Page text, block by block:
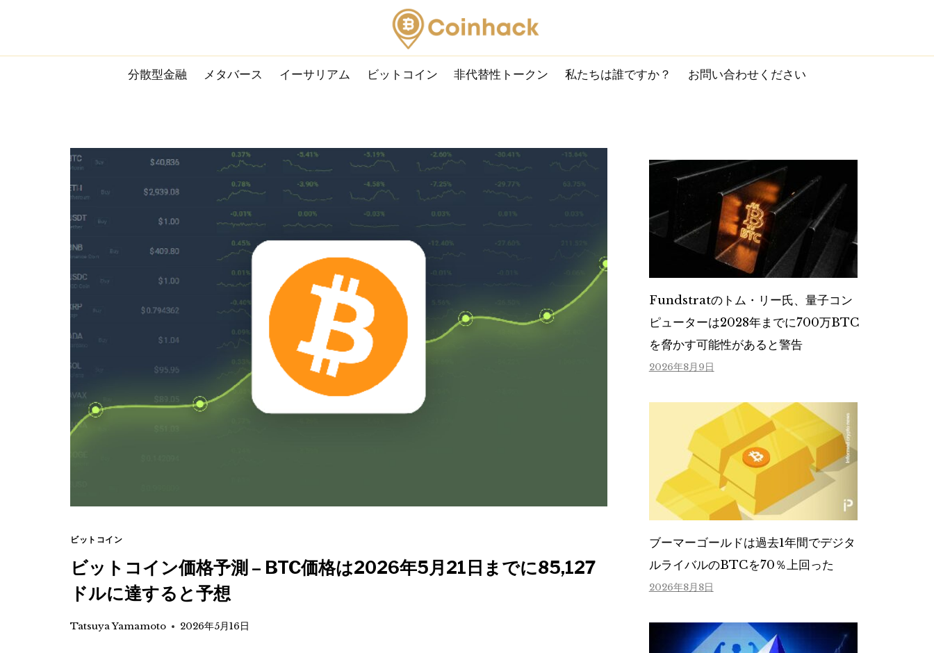
content
分散型金融 メタバース イーサリアム ビットコイン 非代替性トークン 私たちは誰ですか？ お問い合わせください
ビットコイン
ビットコイン価格予測 – BTC価格は2026年5月21日までに85,127
ドルに達すると予想
Tatsuya Yamamoto 2026年5月16日
Fundstratのトム・リー氏、量子コン
ピューターは2028年までに700万BTC
を脅かす可能性があると警告
2026年8月9日
ブーマーゴールドは過去1年間でデジタ
ルライバルのBTCを70％上回った
2026年8月8日